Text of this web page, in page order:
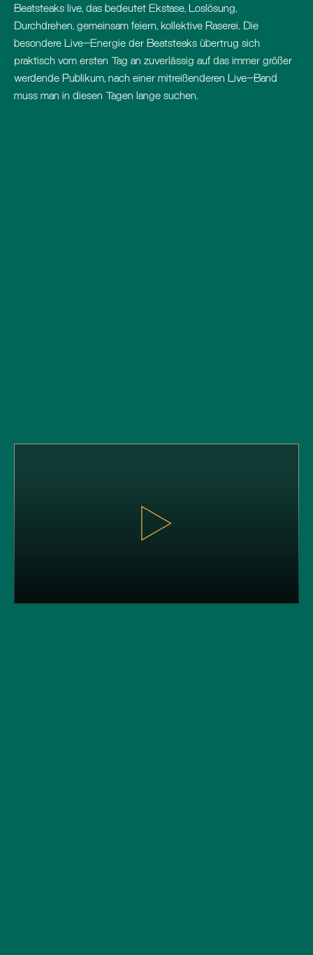
Beatsteaks live, das bedeutet Ekstase, Loslösung,
Durchdrehen, gemeinsam feiern, kollektive Raserei. Die
besondere Live-Energie der Beatsteaks übertrug sich
praktisch vom ersten Tag an zuverlässig auf das immer größer
werdende Publikum, nach einer mitreißenderen Live-Band
muss man in diesen Tagen lange suchen.